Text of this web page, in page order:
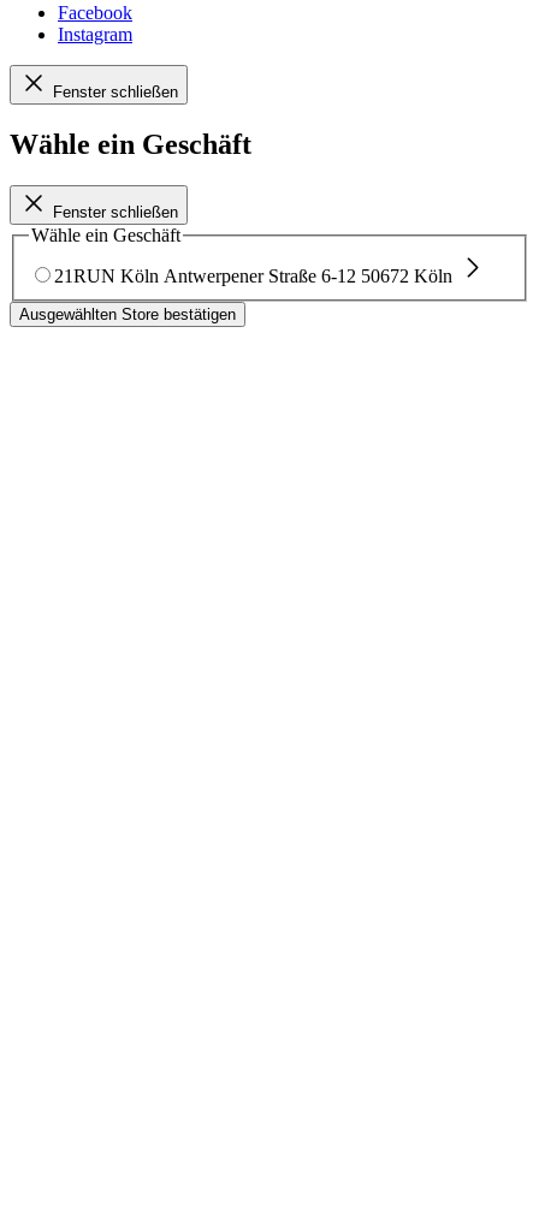
Facebook
Instagram
Fenster schließen
Wähle ein Geschäft
Fenster schließen
Wähle ein Geschäft
21RUN Köln Antwerpener Straße 6-12 50672 Köln
Ausgewählten Store bestätigen